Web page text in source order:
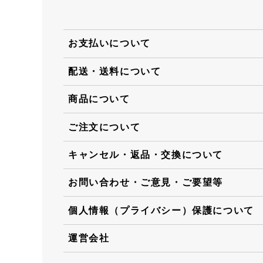
お支払いについて
配送・送料について
商品について
ご注文について
キャンセル・返品・交換について
お問い合わせ・ご意見・ご要望等
個人情報（プライバシー）保護について
運営会社